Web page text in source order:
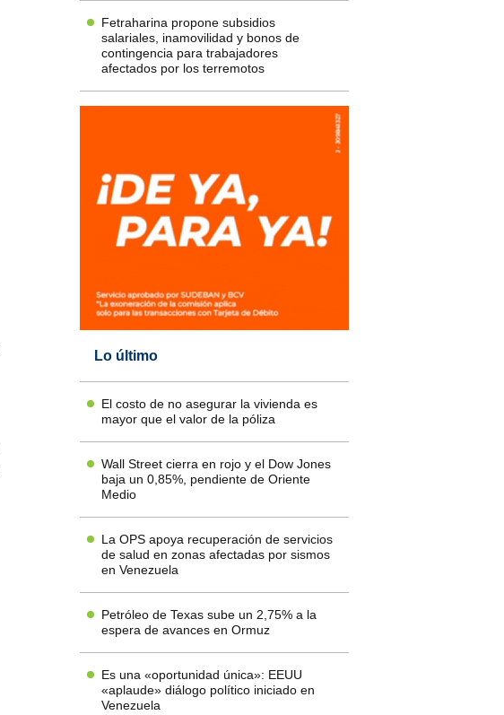
Fetraharina propone subsidios
salariales, inamovilidad y bonos de
contingencia para trabajadores
afectados por los terremotos
Lo último
El costo de no asegurar la vivienda es
mayor que el valor de la póliza
Wall Street cierra en rojo y el Dow Jones
baja un 0,85%, pendiente de Oriente
Medio
La OPS apoya recuperación de servicios
de salud en zonas afectadas por sismos
en Venezuela
Petróleo de Texas sube un 2,75% a la
espera de avances en Ormuz
Es una «oportunidad única»: EEUU
«aplaude» diálogo político iniciado en
Venezuela